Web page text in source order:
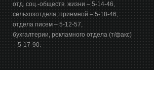
отд. соц.-обществ. жизни – 5-14-46,
сельхозотдела, приемной – 5-18-46,
отдела писем – 5-12-57,
бухгалтерии, рекламного отдела (т/факс)
– 5-17-90.